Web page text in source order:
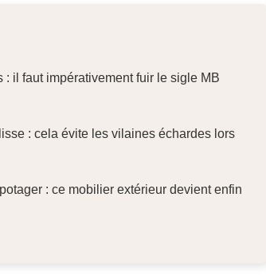
il faut impérativement fuir le sigle MB
: cela évite les vilaines échardes lors
: ce mobilier extérieur devient enfin